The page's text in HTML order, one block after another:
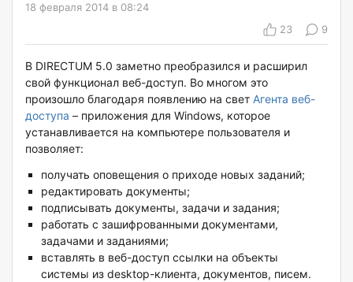
18 февраля 2014 в 08:24
23
9
В DIRECTUM 5.0 заметно преобразился и расширил
свой функционал веб-доступ. Во многом это
произошло благодаря появлению на свет Агента веб-
доступа – приложения для Windows, которое
устанавливается на компьютере пользователя и
позволяет:
получать оповещения о приходе новых заданий;
редактировать документы;
подписывать документы, задачи и задания;
работать с зашифрованными документами,
задачами и заданиями;
вставлять в веб-доступ ссылки на объекты
системы из desktop-клиента, документов, писем.